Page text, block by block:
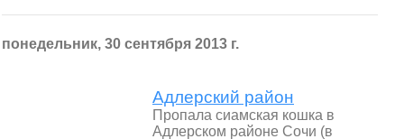
понедельник, 30 сентября 2013 г.
Адлерский район
Пропала сиамская кошка в
Адлерском районе Сочи (в